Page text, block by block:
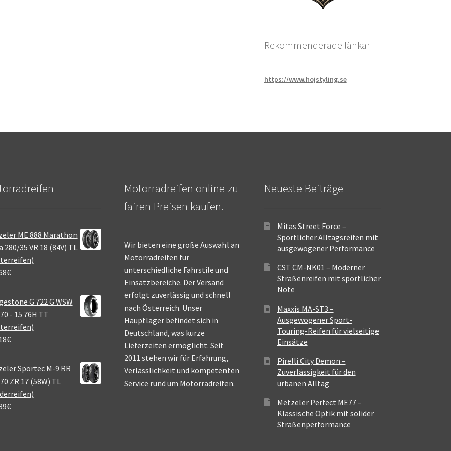
Rekommenderade länkar
https://www.hojstyling.se
ME 888 Marathon
280/35 VR 18 (84V) TL
€
G 722 G WSW
- 15 76H TT
€
Sportec M-9 RR
ZR 17 (58W) TL
€
Motorradreifen online zu
fairen Preisen kaufen.
Wir bieten eine große Auswahl an
Motorradreifen für
unterschiedliche Fahrstile und
Einsatzbereiche. Der Versand
erfolgt zuverlässig und schnell
nach Österreich. Unser
Hauptlager befindet sich in
Deutschland, was kurze
Lieferzeiten ermöglicht. Seit
2011 stehen wir für Erfahrung,
Verlässlichkeit und kompetenten
Service rund um Motorradreifen.
Neueste Beiträge
Mitas Street Force –
Sportlicher Alltagsreifen mit
ausgewogener Performance
CST CM-NK01 – Moderner
Straßenreifen mit sportlicher
Note
Maxxis MA-ST3 –
Ausgewogener Sport-
Touring-Reifen für vielseitige
Einsätze
Pirelli City Demon –
Zuverlässigkeit für den
urbanen Alltag
Metzeler Perfect ME77 –
Klassische Optik mit solider
Straßenperformance